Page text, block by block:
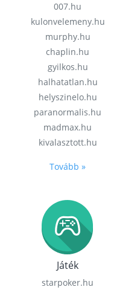
007.hu
kulonvelemeny.hu
murphy.hu
chaplin.hu
gyilkos.hu
halhatatlan.hu
helyszinelo.hu
paranormalis.hu
madmax.hu
kivalasztott.hu
Tovább »
Játék
starpoker.hu